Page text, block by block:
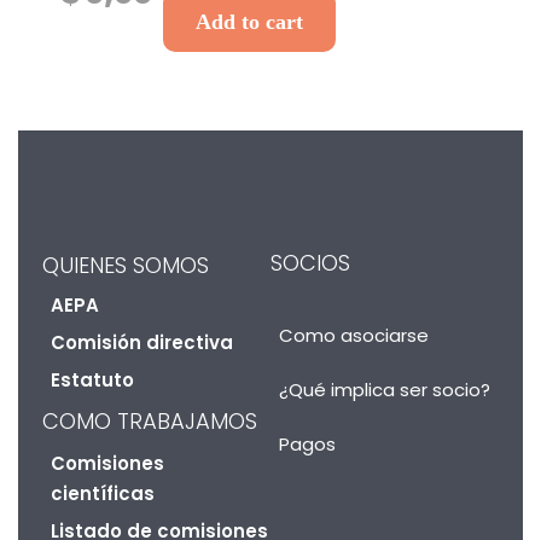
Add to cart
QUIENES SOMOS
AEPA
Comisión directiva
Estatuto
COMO TRABAJAMOS
Comisiones
científicas
Listado de comisiones
SOCIOS
Como asociarse
¿Qué implica ser socio?
Pagos